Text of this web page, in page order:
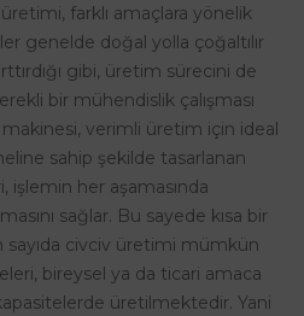
farklı amaçlara yönelik
genelde doğal yolla çoğaltılır
gibi, üretim sürecini de
bir mühendislik çalışması
verimli üretim için ideal
sahip şekilde tasarlanan
işlemin her aşamasında
sağlar. Bu sayede kısa bir
civciv üretimi mümkün
bireysel ya da ticari amaca
üretilmektedir. Yani